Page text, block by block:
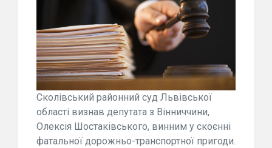
Сколівський районний суд Львівської
області визнав депутата з Вінниччини,
Олексія Шостаківського, винним у скоєнні
фатальної дорожньо-транспортної пригоди.